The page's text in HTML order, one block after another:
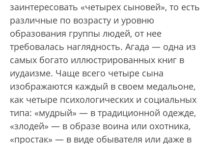
заинтересовать «четырех сыновей», то есть
различные по возрасту и уровню
образования группы людей, от нее
требовалась наглядность. Агада — одна из
самых богато иллюстрированных книг в
иудаизме. Чаще всего четыре сына
изображаются каждый в своем медаль­оне,
как четыре психологических и социальных
типа: «мудрый» — в традиционной одежде,
«злодей» — в образе воина или охотника,
«простак» — в виде обывателя или даже в